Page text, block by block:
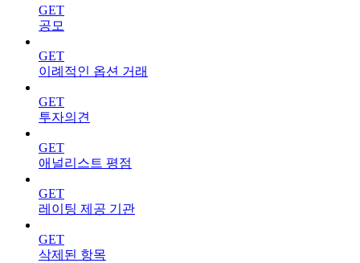
GET
공모
GET
이례적인 옵션 거래
GET
투자의견
GET
애널리스트 평점
GET
레이팅 제공 기관
GET
삭제된 항목